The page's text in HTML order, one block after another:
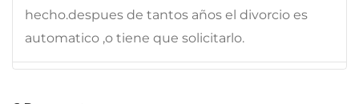
hecho.despues de tantos años el divorcio es
automatico ,o tiene que solicitarlo.